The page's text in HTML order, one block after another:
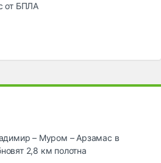
от БПЛА
– Муром – Арзамас в
2,8 км полотна